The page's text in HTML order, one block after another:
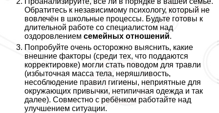
Обратитесь к независимому психологу, который не
вовлечён в школьные процессы. Будьте готовы к
длительной работе со специалистом над
оздоровлением семейных отношений.
Попробуйте очень осторожно выяснить, какие
внешние факторы (среди тех, что поддаются
корректировке) могли стать поводом для травли
(избыточная масса тела, неряшливость,
несоблюдение правил гигиены, неприятные для
окружающих привычки, нетипичная одежда и так
далее). Совместно с ребёнком работайте над
улучшением ситуации.